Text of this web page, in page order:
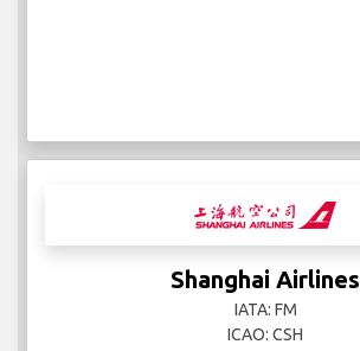
Shanghai Airlines
IATA: FM
ICAO: CSH